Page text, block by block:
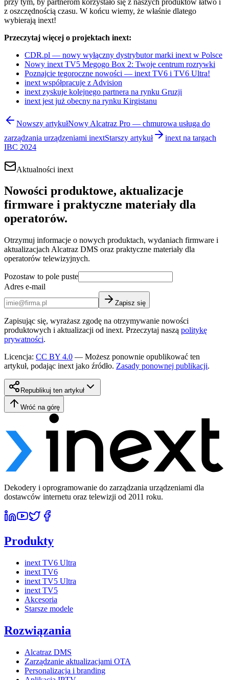
z oszczędnością czasu. W końcu wiemy, że właśnie dlatego
wybierają inext!
Przeczytaj więcej o projektach inext:
CDR.pl — nowy wyłączny dystrybutor marki inext w Polsce
Nowy inext TV5 Megogo Box 2: Twoje centrum rozrywki
Poznajcie tegoroczne nowości — inext TV6 i TV6 Ultra!
inext współpracuje z Advision
inext zyskuje kolejnego partnera na rynku Gruzji
inext jest już obecny na rynku Kirgistanu
Nowszy artykułNowy Alcatraz Pro — chmurowa usługa do
zarządzania urządzeniami inextStarszy artykuł
inext na targach
IBC 2024
Aktualności inext
Nowości produktowe, aktualizacje
firmware i praktyczne materiały dla
operatorów.
Otrzymuj informacje o nowych produktach, wydaniach firmware i
aktualizacjach Alcatraz DMS oraz praktyczne materiały dla
operatorów telewizyjnych.
Pozostaw to pole puste
Adres e-mail
Zapisz się
Zapisując się, wyrażasz zgodę na otrzymywanie nowości
produktowych i aktualizacji od inext. Przeczytaj naszą politykę
prywatności.
Licencja: CC BY 4.0 — Możesz ponownie opublikować ten
artykuł, podając inext jako źródło. Zasady ponownej publikacji.
Republikuj ten artykuł
Wróć na górę
Dekodery i oprogramowanie do zarządzania urządzeniami dla
dostawców internetu oraz telewizji od 2011 roku.
Produkty
inext TV6 Ultra
inext TV6
inext TV5 Ultra
inext TV5
Akcesoria
Starsze modele
Rozwiązania
Alcatraz DMS
Zarządzanie aktualizacjami OTA
Personalizacja i branding